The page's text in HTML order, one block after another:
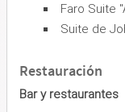
Faro Suite
Suite de
Restauración
Bar y restaurantes